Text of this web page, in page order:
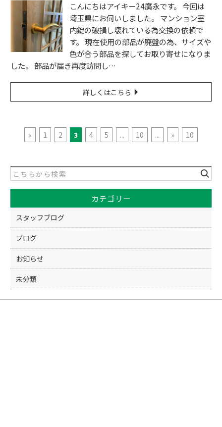
こんにちはアイキー24廣永です。 今回は
埼玉県にお伺いしました。 マンション室
内錠の破損し壊れている為交換の依頼で
す。 現在使用の部品が廃盤の為、サイズや
色が合う部品を探してお取り寄せになりま
した。 部品が届き再度訪問し…
詳しくはこちら
« 1 2 3 4 5 ... 10 ... » 10
カテゴリー
スタッフブログ
ブログ
お知らせ
未分類